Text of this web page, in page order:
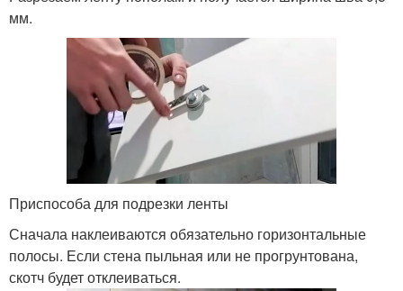
мм.
Приспособа для подрезки ленты
Сначала наклеиваются обязательно горизонтальные
полосы. Если стена пыльная или не прогрунтована,
скотч будет отклеиваться.